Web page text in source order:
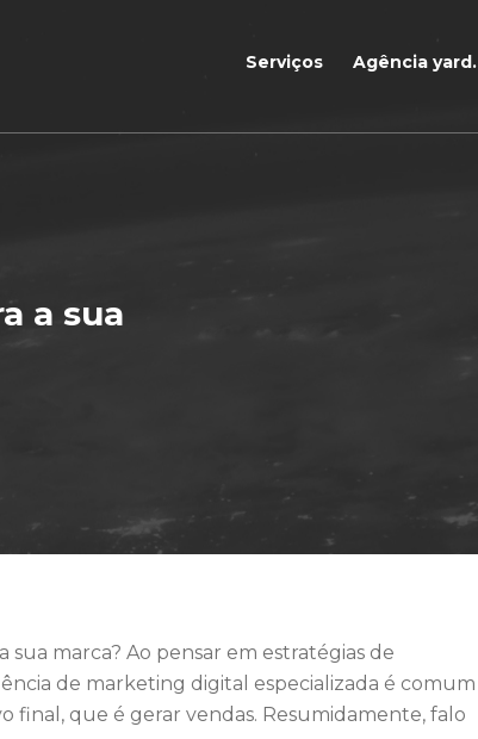
Serviços Agência yard.
a sua
marca? Ao pensar em estratégias de
de marketing digital especializada é comum
final, que é gerar vendas. Resumidamente, falo